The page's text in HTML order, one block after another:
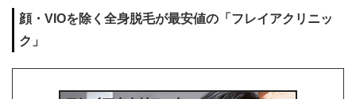
顔・VIOを除く全身脱毛が最安値の「フレイアクリニッ
ク」